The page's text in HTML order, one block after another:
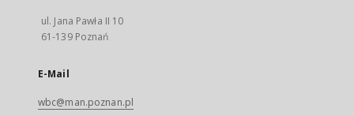
ul. Jana Pawła II 10
61-139 Poznań
E-Mail
wbc@man.poznan.pl